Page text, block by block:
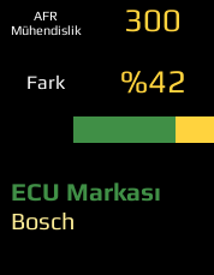
AFR
Mühendislik
300
Fark %42
ECU Markası
Bosch